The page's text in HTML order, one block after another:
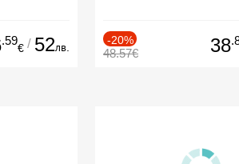
.59
€ / 52лв.
-20%
48.57€ 38